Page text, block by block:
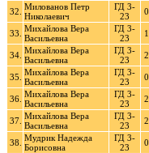
32. Милованов Петр
Николаевич
ГД 3-
23
0
33. Михайлова Вера
Васильевна
ГД 3-
23
1
34. Михайлова Вера
Васильевна
ГД 3-
23
2
35. Михайлова Вера
Васильевна
ГД 3-
23
0
36. Михайлова Вера
Васильевна
ГД 3-
23
2
37. Михайлова Вера
Васильевна
ГД 3-
23
2
38. Мудрик Надежда
Борисовна
ГД 3-
23
0